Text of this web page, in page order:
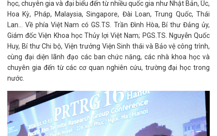
học, chuyên gia và đại biểu đến từ nhiều quốc gia như Nhật Bản, Úc,
Hoa Kỳ, Pháp, Malaysia, Singapore, Đài Loan, Trung Quốc, Thái
Lan... Về phía Việt Nam có GS.TS. Trần Đình Hòa, Bí thư Đảng ủy,
Giám đốc Viện Khoa học Thủy lợi Việt Nam; PGS.TS. Nguyễn Quốc
Huy, Bí thư Chi bộ, Viện trưởng Viện Sinh thái và Bảo vệ công trình,
cùng đại diện lãnh đạo các ban chức năng, các nhà khoa học và
chuyên gia đến từ các cơ quan nghiên cứu, trường đại học trong
nước.